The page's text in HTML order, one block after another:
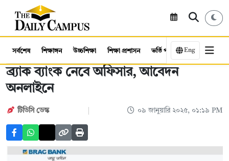
সর্বশেষ শিক্ষাঙ্গন উচ্চশিক্ষা শিক্ষা প্রশাসন ভর্তি পরীক্ষা কর্মসংস্থান
Eng
ব্র্যাক ব্যাংক নেবে অফিসার, আবেদন
অনলাইনে
টিডিসি ডেস্ক ০৯ জানুয়ারি ২০২৫, ০১:১৯ PM